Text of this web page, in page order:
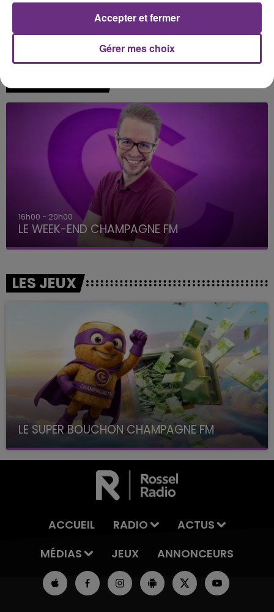
16h00 - 20h00
LE WEEK-END CHAMPAGNE FM
LES JEUX
LE SUPER BOUCHON CHAMPAGNE FM
avec La Famille Champagne FM, à 8H10
ACCUEIL RADIO
ACTUS
MÉDIAS
JEUX ANNONCEURS
Gérer mes choix
Accepter et fermer